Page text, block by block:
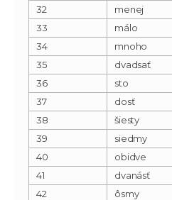
32
menej
33
málo
34
mnoho
35
dvadsať
36
sto
37
dosť
38
šiesty
39
siedmy
40
obidve
41
dvanásť
42
ôsmy